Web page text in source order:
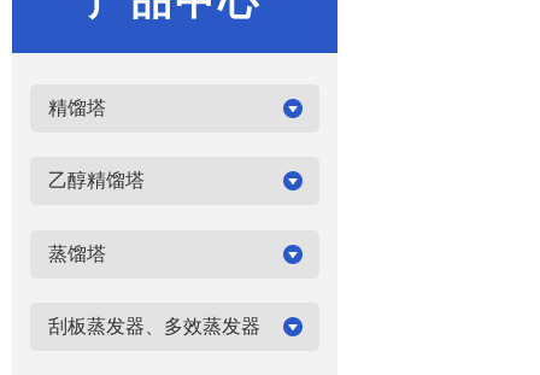
精馏塔
乙醇精馏塔
蒸馏塔
刮板蒸发器、多效蒸发器